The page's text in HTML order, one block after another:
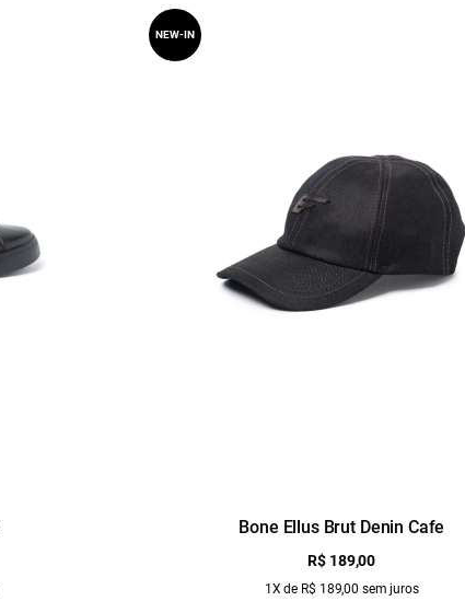
Bone Ellus Brut Denin Cafe
R$ 189,00
1X de R$ 189,00 sem juros
NEW-IN